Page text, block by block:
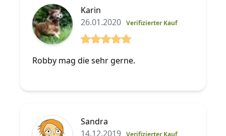
Karin
26.01.2020 Verifizierter Kauf
Robby mag die sehr gerne.
Sandra
14.12.2019